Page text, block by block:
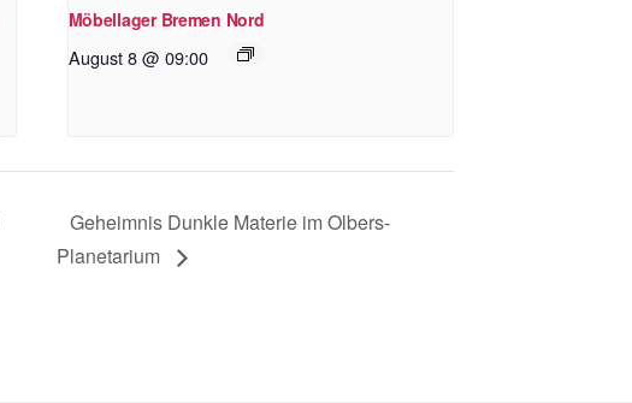
Möbellager Bremen Nord
August 8 @ 09:00
Geheimnis Dunkle Materie im Olbers-
Planetarium